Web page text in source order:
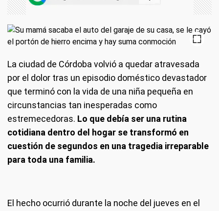
La ciudad de Córdoba volvió a quedar atravesada
por el dolor tras un episodio doméstico devastador
que terminó con la vida de una niña pequeña en
circunstancias tan inesperadas como
estremecedoras. Lo que debía ser una rutina
cotidiana dentro del hogar se transformó en
cuestión de segundos en una tragedia irreparable
para toda una familia.
El hecho ocurrió durante la noche del jueves en el